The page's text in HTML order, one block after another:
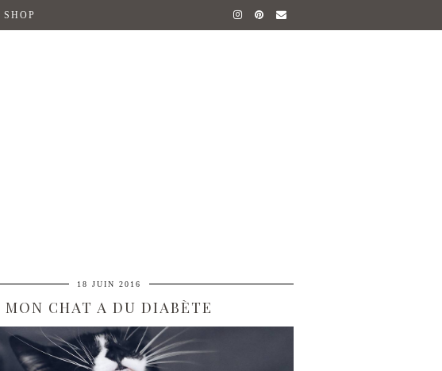
SHOP
18 JUIN 2016
MON CHAT A DU DIABÈTE